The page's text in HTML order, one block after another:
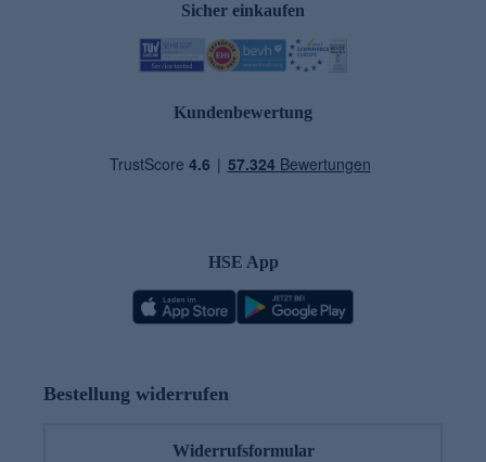
Sicher einkaufen
Kundenbewertung
HSE App
Bestellung widerrufen
Widerrufsformular